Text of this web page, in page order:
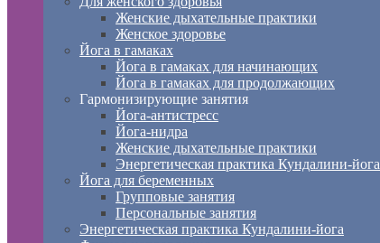
Женские дыхательные практики
Женское здоровье
Йога в гамаках
Йога в гамаках для начинающих
Йога в гамаках для продолжающих
Гармонизирующие занятия
Йога-антистресс
Йога-нидра
Женские дыхательные практики
Энергетическая практика Кундалини-йога
Йога для беременных
Групповые занятия
Персональные занятия
Энергетическая практика Кундалини-йога